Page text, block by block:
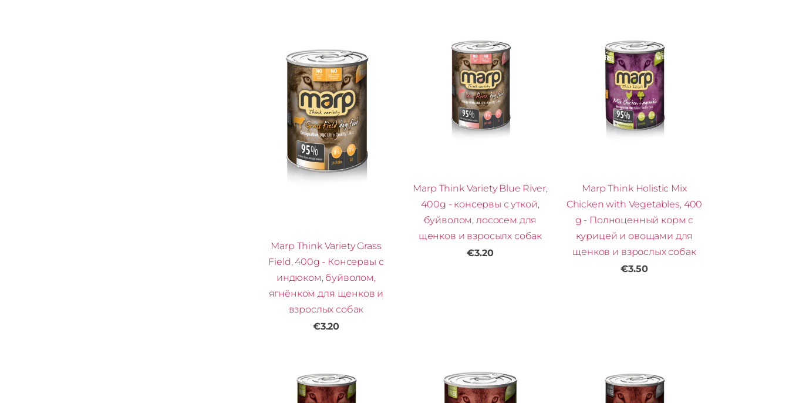
Marp Think Variety Grass
Field, 400g - Консервы с
индюком, буйволом,
ягнёнком для щенков и
взрослых собак
€3.20
Marp Think Variety Blue River,
400g - консервы с уткой,
буйволом, лососем для
щенков и взросылх собак
€3.20
Marp Think Holistic Mix
Chicken with Vegetables, 400
g - Полноценный корм с
курицей и овощами для
щенков и взрослых собак
€3.50